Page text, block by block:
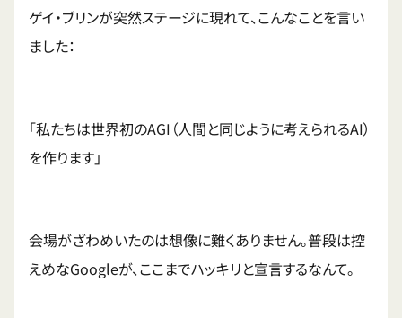
ゲイ・ブリンが突然ステージに現れて、こんなことを言い
ました：
「私たちは世界初のAGI（人間と同じように考えられるAI）
を作ります」
会場がざわめいたのは想像に難くありません。普段は控
えめなGoogleが、ここまでハッキリと宣言するなんて。